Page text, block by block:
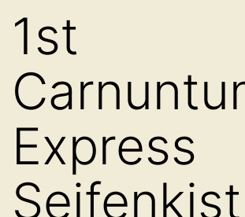
1st
Express